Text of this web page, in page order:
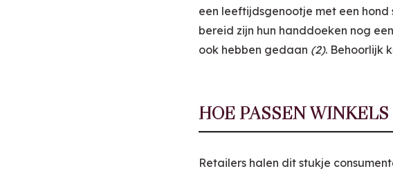
een leeftijdsgenootje met een hond
bereid zijn hun handdoeken nog
ook hebben gedaan (2). Behoorlijk
HOE PASSEN
Retailers halen dit stukje